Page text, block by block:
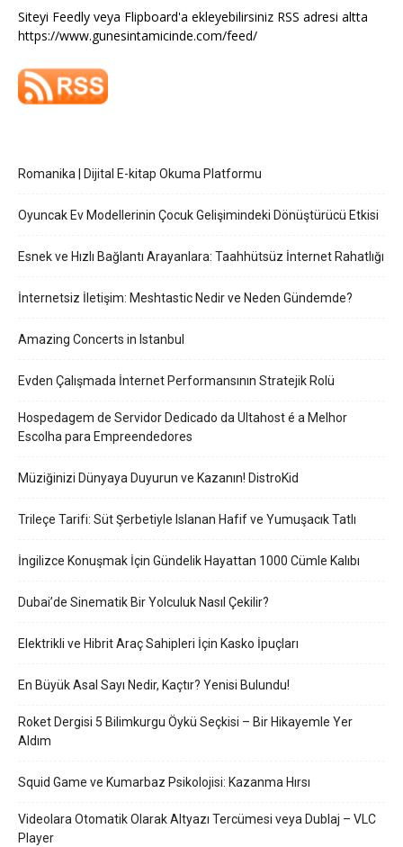
Siteyi Feedly veya Flipboard'a ekleyebilirsiniz RSS adresi altta
https://www.gunesintamicinde.com/feed/
Romanika | Dijital E-kitap Okuma Platformu
Oyuncak Ev Modellerinin Çocuk Gelişimindeki Dönüştürücü Etkisi
Esnek ve Hızlı Bağlantı Arayanlara: Taahhütsüz İnternet Rahatlığı
İnternetsiz İletişim: Meshtastic Nedir ve Neden Gündemde?
Amazing Concerts in Istanbul
Evden Çalışmada İnternet Performansının Stratejik Rolü
Hospedagem de Servidor Dedicado da Ultahost é a Melhor
Escolha para Empreendedores
Müziğinizi Dünyaya Duyurun ve Kazanın! DistroKid
Trileçe Tarifi: Süt Şerbetiyle Islanan Hafif ve Yumuşacık Tatlı
İngilizce Konuşmak İçin Gündelik Hayattan 1000 Cümle Kalıbı
Dubai’de Sinematik Bir Yolculuk Nasıl Çekilir?
Elektrikli ve Hibrit Araç Sahipleri İçin Kasko İpuçları
En Büyük Asal Sayı Nedir, Kaçtır? Yenisi Bulundu!
Roket Dergisi 5 Bilimkurgu Öykü Seçkisi – Bir Hikayemle Yer
Aldım
Squid Game ve Kumarbaz Psikolojisi: Kazanma Hırsı
Videolara Otomatik Olarak Altyazı Tercümesi veya Dublaj – VLC
Player